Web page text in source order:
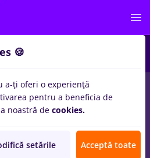
engineer, Part time
/ Distributie, IT / Telecom
🍪
a-ți oferi o experiență
pentru a beneficia de
noastră de cookies.
setările Acceptă toate